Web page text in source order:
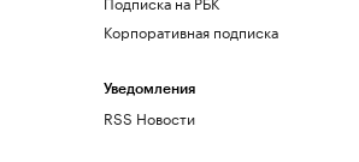
Корпоративная подписка
Уведомления
RSS Новости